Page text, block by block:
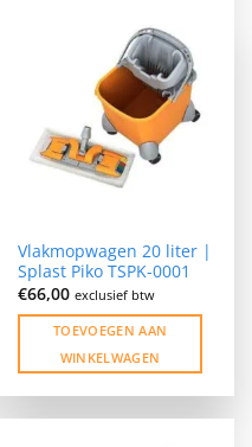
Vlakmopwagen 20 liter |
Splast Piko TSPK-0001
€66,00 exclusief btw
TOEVOEGEN AAN
WINKELWAGEN